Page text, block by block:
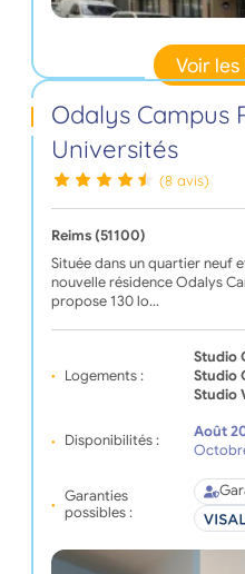
Voir
Odalys Campus
Universités
(8 avis)
Reims (51100)
Située dans un quartier neuf
nouvelle résidence Odalys
propose 130 lo…
Logements :
Studio
Studio
Studio
Disponibilités :
Août
Garanties
possibles :